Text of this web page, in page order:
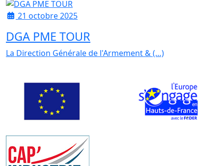
21 octobre 2025
DGA PME TOUR
La Direction Générale de l'Armement & (…)